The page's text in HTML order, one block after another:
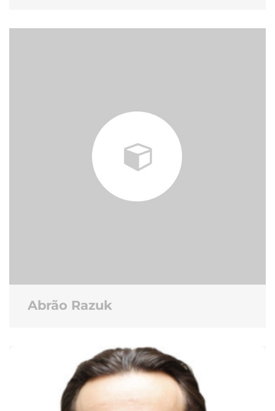
Abrão Razuk